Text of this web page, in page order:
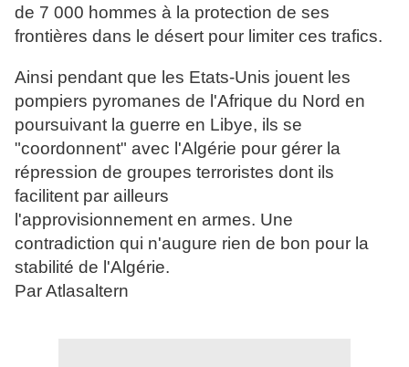
de 7 000 hommes à la protection de ses
frontières dans le désert pour limiter ces trafics.
Ainsi pendant que les Etats-Unis jouent les
pompiers pyromanes de l'Afrique du Nord en
poursuivant la guerre en Libye, ils se
"coordonnent" avec l'Algérie pour gérer la
répression de groupes terroristes dont ils
facilitent par ailleurs
l'approvisionnement en armes. Une
contradiction qui n'augure rien de bon pour la
stabilité de l'Algérie.
Par Atlasaltern